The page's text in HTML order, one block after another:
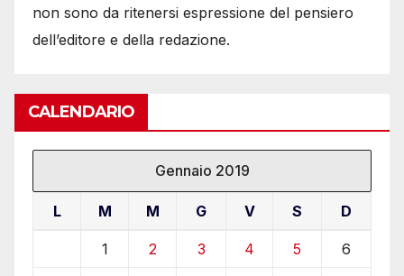
non sono da ritenersi espressione del pensiero
dell’editore e della redazione.
CALENDARIO
Gennaio 2019
L M M G V S D
1 2 3 4 5 6